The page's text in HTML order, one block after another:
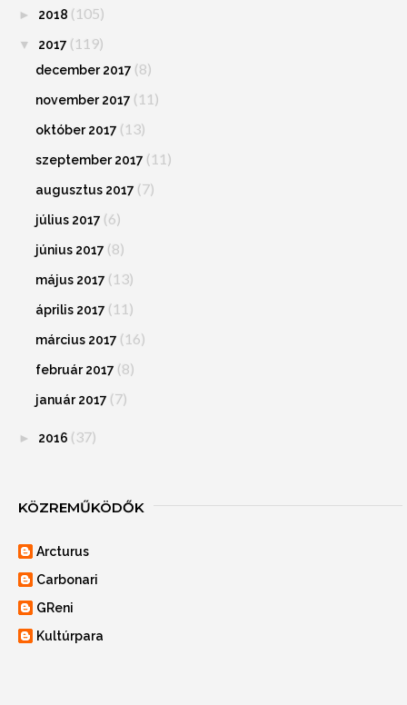
► 2018 (105)
▼ 2017 (119)
december 2017 (8)
november 2017 (11)
október 2017 (13)
szeptember 2017 (11)
augusztus 2017 (7)
július 2017 (6)
június 2017 (8)
május 2017 (13)
április 2017 (11)
március 2017 (16)
február 2017 (8)
január 2017 (7)
► 2016 (37)
KÖZREMŰKÖDŐK
Arcturus
Carbonari
GReni
Kultúrpara